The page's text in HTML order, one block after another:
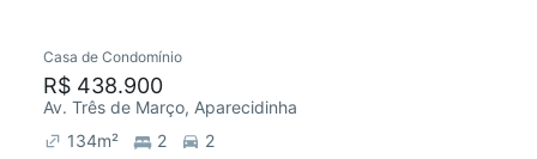
Chegou hoje
Casa de Condomínio
R$ 438.900
Av. Três de Março, Aparecidinha
134m² 2
2